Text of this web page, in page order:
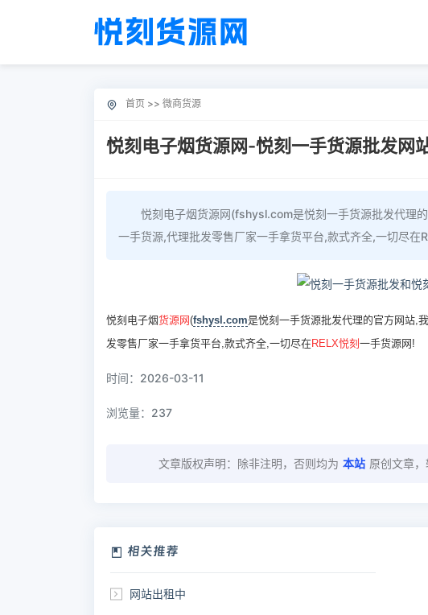
首页 >> 微商货源
悦刻电子烟货源网-悦刻一手货源批发网
悦刻电子烟货源网(fshysl.com是悦刻一手货源批发代理
一手货源,代理批发零售厂家一手拿货平台,款式齐全,一切尽在
悦刻电子烟货源网(fshysl.com是悦刻一手货源批发代理的官方网站,
发零售厂家一手拿货平台,款式齐全,一切尽在RELX悦刻 一手货源网!
时间：2026-03-11
浏览量： 237
文章版权声明：除非注明，否则均为 本站 原创文章
相关推荐
网站出租中